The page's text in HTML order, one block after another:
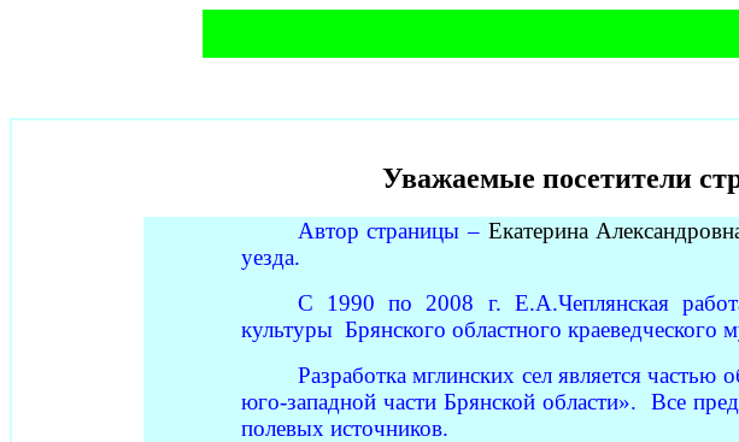
Уважаемые посетители
Автор страницы – Екатерина
уезда.
С 1990 по 2008 г. Е.А.Чеплянская
культуры Брянского областного краеведческого
Разработка мглинских сел является
юго-западной части Брянской области». Все
полевых источников.